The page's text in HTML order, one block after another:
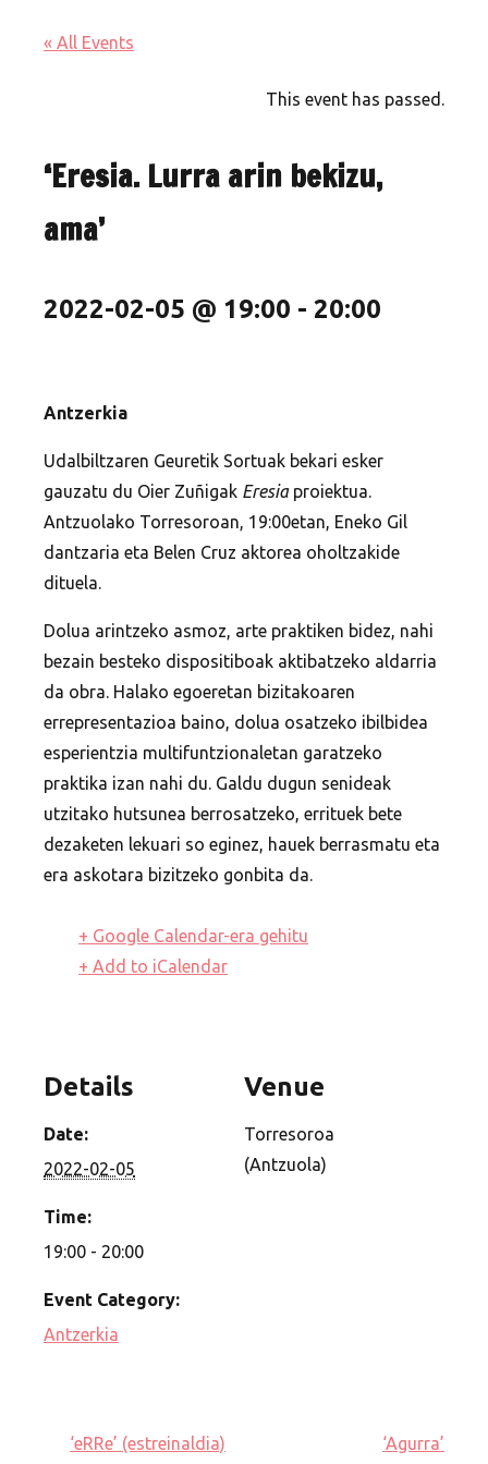
« All Events
This event has passed.
‘Eresia. Lurra arin bekizu,
ama’
2022-02-05 @ 19:00 - 20:00
Antzerkia
Udalbiltzaren Geuretik Sortuak bekari esker
gauzatu du Oier Zuñigak Eresiaproiektua.
Antzuolako Torresoroan, 19:00etan, Eneko Gil
dantzaria eta Belen Cruz aktorea oholtzakide
dituela.
Dolua arintzeko asmoz, arte praktiken bidez, nahi
bezain besteko dispositiboak aktibatzeko aldarria
da obra. Halako egoeretan bizitakoaren
errepresentazioa baino, dolua osatzeko ibilbidea
esperientzia multifuntzionaletan garatzeko
praktika izan nahi du. Galdu dugun senideak
utzitako hutsunea berrosatzeko, errituek bete
dezaketen lekuari so eginez, hauek berrasmatu eta
era askotara bizitzeko gonbita da.
+ Google Calendar-era gehitu
+ Add to iCalendar
Details
Date:
2022-02-05
Time:
19:00 - 20:00
Event Category:
Antzerkia
Venue
Torresoroa
(Antzuola)
‘eRRe’ (estreinaldia) ‘Agurra’